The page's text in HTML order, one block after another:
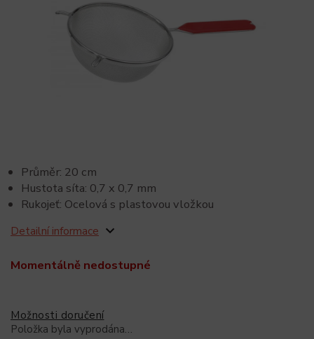
Momentálně nedostupné
Možnosti doručení
Položka byla vyprodána…
Průměr: 20 cm
Hustota síta: 0,7 x 0,7 mm
Rukojeť: Ocelová s plastovou vložkou
Detailní informace